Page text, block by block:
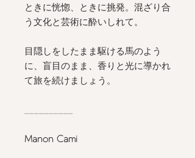
ときに恍惚、ときに挑発。混ざり合
う文化と芸術に酔いしれて。
目隠しをしたまま駆ける馬のよう
に、盲目のまま、香りと光に導かれ
て旅を続けましょう。
Manon Cami